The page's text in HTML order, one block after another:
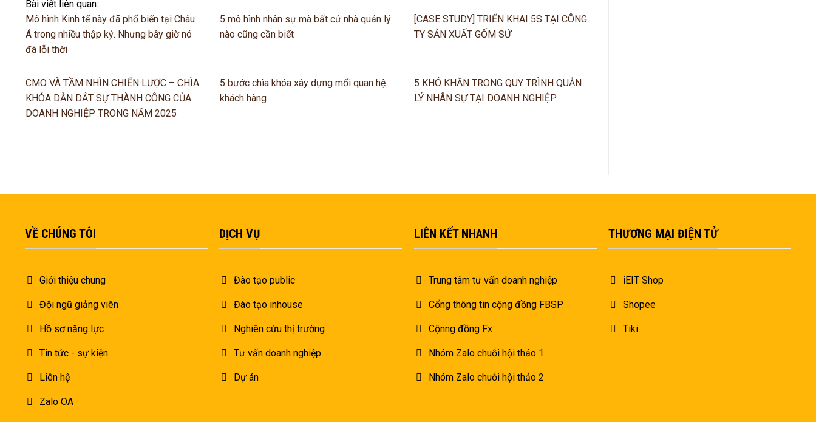
Bài viết liên quan:
Mô hình Kinh tế này đã phổ biến tại Châu
Á trong nhiều thập kỷ. Nhưng bây giờ nó
đã lỗi thời
5 mô hình nhân sự mà bất cứ nhà quản lý
nào cũng cần biết
[CASE STUDY] TRIỂN KHAI 5S TẠI CÔNG
TY SẢN XUẤT GỐM SỨ
CMO VÀ TẦM NHÌN CHIẾN LƯỢC – CHÌA
KHÓA DẪN DẮT SỰ THÀNH CÔNG CỦA
DOANH NGHIỆP TRONG NĂM 2025
5 bước chìa khóa xây dựng mối quan hệ
khách hàng
5 KHÓ KHĂN TRONG QUY TRÌNH QUẢN
LÝ NHÂN SỰ TẠI DOANH NGHIỆP
VỀ CHÚNG TÔI
Giới thiệu chung
Đội ngũ giảng viên
Hồ sơ năng lực
Tin tức - sự kiện
Liên hệ
Zalo OA
DỊCH VỤ
Đào tạo public
Đào tạo inhouse
Nghiên cứu thị trường
Tư vấn doanh nghiệp
Dự án
LIÊN KẾT NHANH
Trung tâm tư vấn doanh nghiệp
Cổng thông tin cộng đồng FBSP
Cộnng đồng Fx
Nhóm Zalo chuỗi hội thảo 1
Nhóm Zalo chuỗi hội thảo 2
THƯƠNG MẠI ĐIỆN TỬ
iEIT Shop
Shopee
Tiki